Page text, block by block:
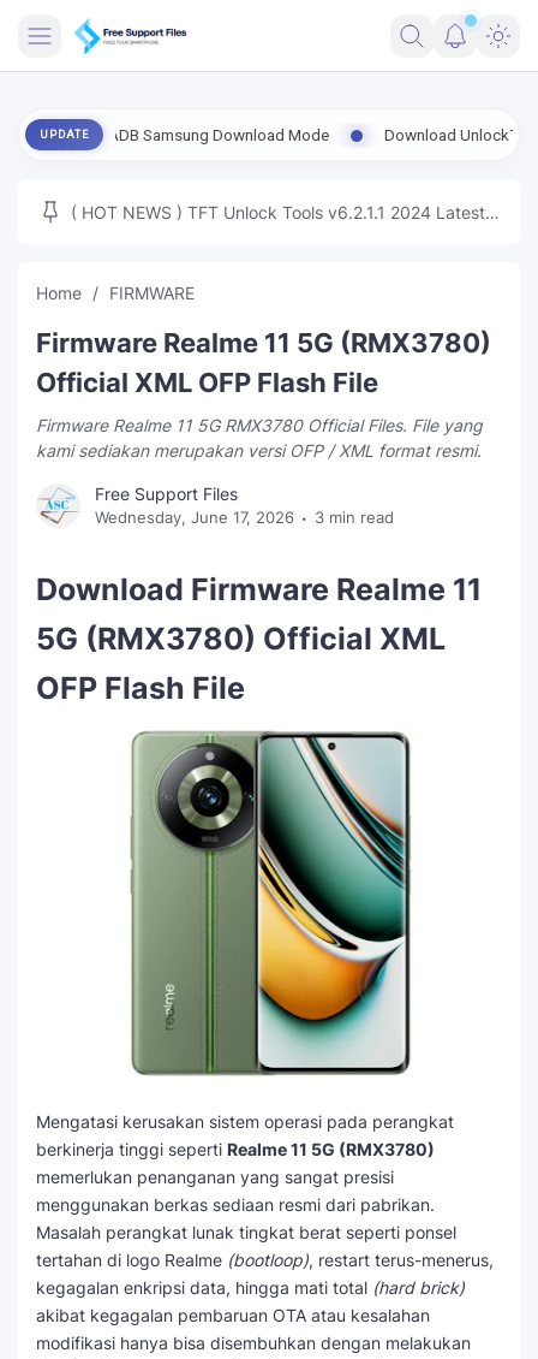
ENG FIRMWARE
MICLOUD
NEXT
TUTORIAL
UPDATE
ADB Samsung Download Mode Download UnlockTool-
( HOT NEWS ) TFT Unlock Tools v6.2.1.1 2024 Latest
Home FIRMWARE
Firmware Realme 11 5G (RMX3780)
Official XML OFP Flash File
Firmware Realme 11 5G RMX3780 Official Files. File yang
kami sediakan merupakan versi OFP / XML format resmi.
Free Support Files
Wednesday, June 17, 2026 3 min read
Download Firmware Realme 11
5G (RMX3780) Official XML
OFP Flash File
Mengatasi kerusakan sistem operasi pada perangkat
berkinerja tinggi seperti Realme 11 5G (RMX3780)
memerlukan penanganan yang sangat presisi
menggunakan berkas sediaan resmi dari pabrikan.
Masalah perangkat lunak tingkat berat seperti ponsel
tertahan di logo Realme (bootloop), restart terus-menerus,
kegagalan enkripsi data, hingga mati total (hard brick)
akibat kegagalan pembaruan OTA atau kesalahan
modifikasi hanya bisa disembuhkan dengan melakukan